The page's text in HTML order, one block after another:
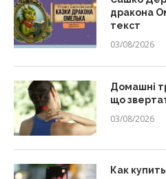
дракона
текст
03/08/2026
Домашні
що
03/08/2026
Как